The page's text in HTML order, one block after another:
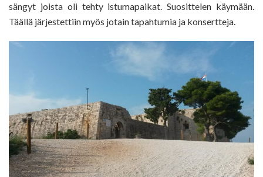
sängyt joista oli tehty istumapaikat. Suosittelen käymään.
Täällä järjestettiin myös jotain tapahtumia ja konsertteja.